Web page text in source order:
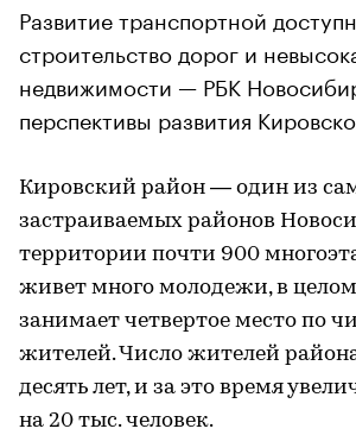
Развитие транспортной
строительство дорог и
недвижимости — РБК
перспективы развития
Кировский район — один из
застраиваемых районов
территории почти 900
живет много молодежи, в
занимает четвертое место по
жителей. Число жителей
десять лет, и за это время
на 20 тыс. человек.